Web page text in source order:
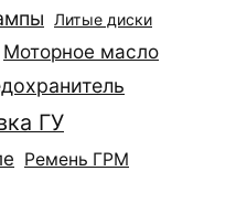
Литые диски
Моторное масло
ГУ
Ремень ГРМ